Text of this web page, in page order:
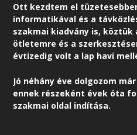
Ott kezdtem el
informatikával és a
szakmai kiadvány is, köztük
ötletemre és a
évtizedig volt a lap havi
Jó néhány éve dolgozom
ennek részeként évek óta
szakmai oldal indítása.